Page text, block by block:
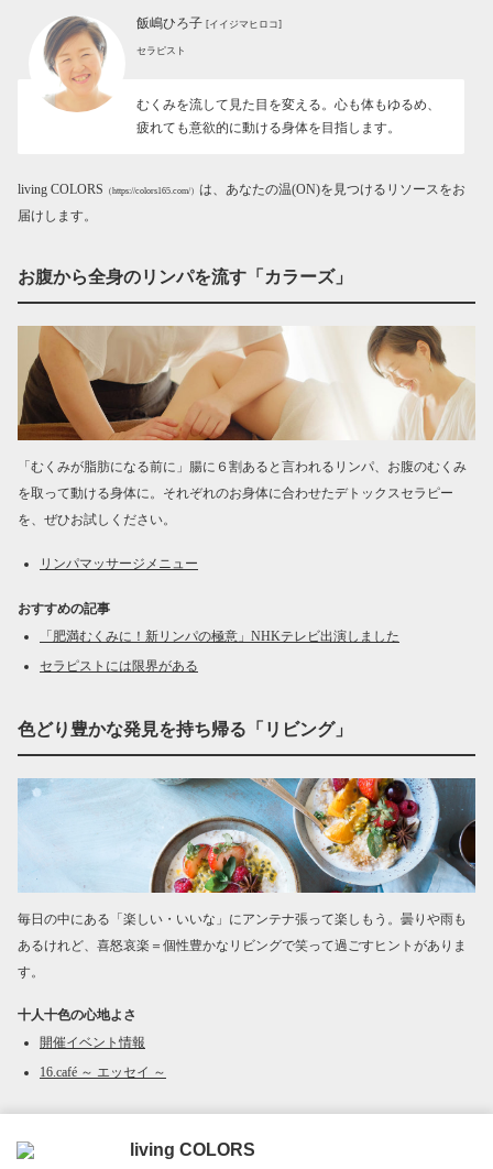
飯嶋ひろ子 [イイジマヒロコ]
セラピスト
むくみを流して見た目を変える。心も体もゆるめ、
疲れても意欲的に動ける身体を目指します。
living COLORS （https://colors165.com/） は、あなたの温(ON)を見つけるリソースをお
届けします。
お腹から全身のリンパを流す「カラーズ」
「むくみが脂肪になる前に」腸に６割あると言われるリンパ、お腹のむくみ
を取って動ける身体に。それぞれのお身体に合わせたデトックスセラピー
を、ぜひお試しください。
リンパマッサージメニュー
おすすめの記事
「肥満むくみに！新リンパの極意」NHKテレビ出演しました
セラピストには限界がある
色どり豊かな発見を持ち帰る「リビング」
毎日の中にある「楽しい・いいな」にアンテナ張って楽しもう。曇りや雨も
あるけれど、喜怒哀楽＝個性豊かなリビングで笑って過ごすヒントがありま
す。
十人十色の心地よさ
開催イベント情報
16.café ～ エッセイ ～
living COLORS